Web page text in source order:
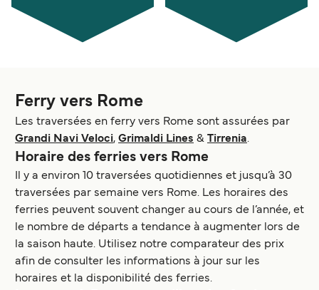
Ferry vers Rome
Les traversées en ferry vers Rome sont assurées par
Grandi Navi Veloci, Grimaldi Lines & Tirrenia.
Horaire des ferries vers Rome
Il y a environ 10 traversées quotidiennes et jusqu’à 30
traversées par semaine vers Rome. Les horaires des
ferries peuvent souvent changer au cours de l’année, et
le nombre de départs a tendance à augmenter lors de
la saison haute. Utilisez notre comparateur des prix
afin de consulter les informations à jour sur les
horaires et la disponibilité des ferries.